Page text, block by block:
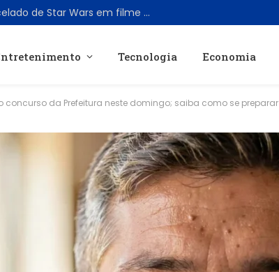
Disney transforma roteiro cancelado de Star Wars em filme original de ficção científica
Tecnologia Economia
da Prefeitura neste domingo; saiba como se preparar